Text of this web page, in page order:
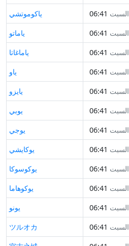
ياكوموتشي
السبت 06:41
ياماتو
السبت 06:41
ياماغاتا
السبت 06:41
ياو
السبت 06:41
يايزو
السبت 06:41
يوبي
السبت 06:41
يوجي
السبت 06:41
يوكايشي
السبت 06:41
يوكوسوكا
السبت 06:41
يوكوهاما
السبت 06:41
يونو
السبت 06:41
ツルオカ
السبت 06:41